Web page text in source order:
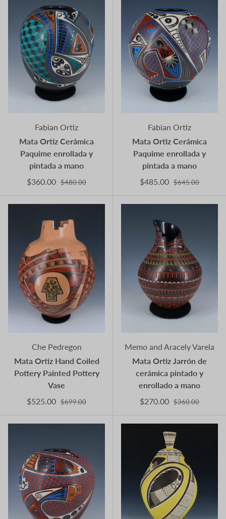
Fabian Ortiz
Mata Ortiz Cerámica
Paquime enrollada y
pintada a mano
$360.00 $480.00
Fabian Ortiz
Mata Ortiz Cerámica
Paquime enrollada y
pintada a mano
$485.00 $645.00
Che Pedregon
Mata Ortiz Hand Coiled
Pottery Painted Pottery
Vase
$525.00 $699.00
Memo and Aracely Varela
Mata Ortiz Jarrón de
cerámica pintado y
enrollado a mano
$270.00 $360.00